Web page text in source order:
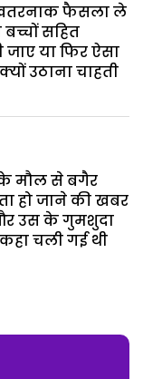
फैसला ले
सहित
या फिर ऐसा
उठाना चाहती
के मौल से बगैर
हो जाने की खबर
उस के गुमशुदा
चली गई थी